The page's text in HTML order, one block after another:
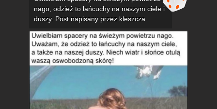
nago, odzież to łańcuchy na naszym ciele i
duszy. Post napisany przez kleszcza